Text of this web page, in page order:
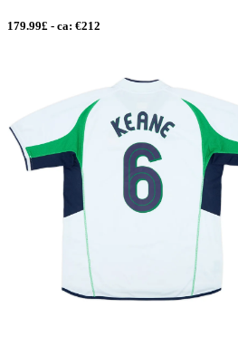
179.99£ - ca: €212